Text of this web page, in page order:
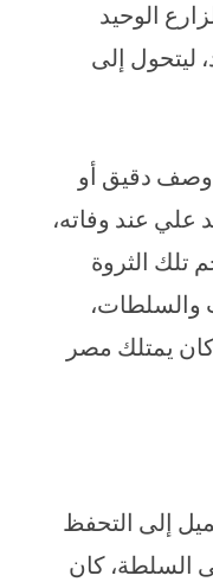
الوحيد
ليتحول إلى
وصف دقيق أو
عند وفاته،
تلك الثروة
والسلطات،
يمتلك مصر
إلى التحفظ
السلطة، كان